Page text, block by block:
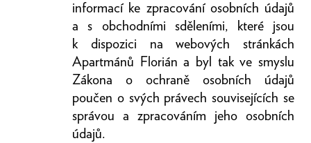
informací ke zpracování osobních údajů
a s obchodními sděleními, které jsou
k dispozici na webových stránkách
Apartmánů Florián a byl tak ve smyslu
Zákona o ochraně osobních údajů
poučen o svých právech souvisejících se
správou a zpracováním jeho osobních
údajů.